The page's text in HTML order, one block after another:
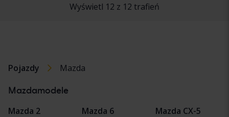
Wyświetl 12 z 12 trafień
Pojazdy Mazda
Mazdamodele
Mazda 2
Mazda 6
Mazda CX-5